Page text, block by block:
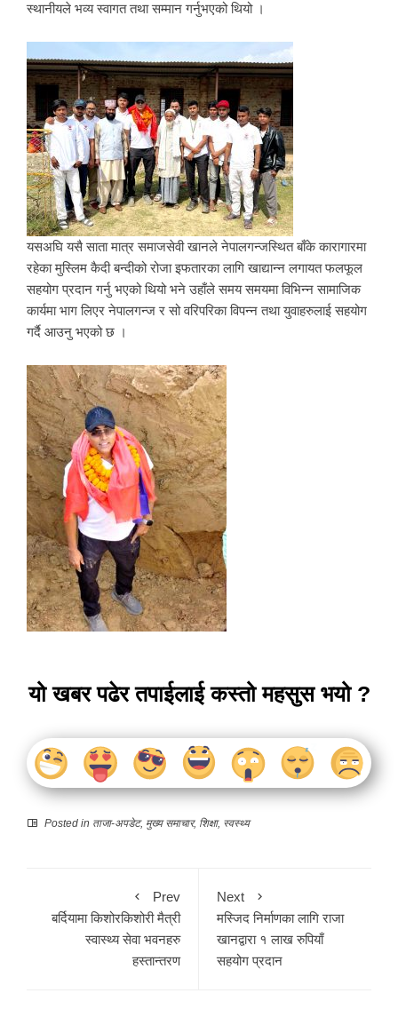
स्थानीयले भव्य स्वागत तथा सम्मान गर्नुभएको थियो ।
यसअघि यसै साता मात्र समाजसेवी खानले नेपालगन्जस्थित बाँके कारागारमा
रहेका मुस्लिम कैदी बन्दीको रोजा इफतारका लागि खाद्यान्न लगायत फलफूल
सहयोग प्रदान गर्नु भएको थियो भने उहाँले समय समयमा विभिन्न सामाजिक
कार्यमा भाग लिएर नेपालगन्ज र सो वरिपरिका विपन्न तथा युवाहरुलाई सहयोग
गर्दै आउनु भएको छ ।
यो खबर पढेर तपाईलाई कस्तो महसुस भयो ?
Posted in ताजा-अपडेट, मुख्य समाचार, शिक्षा, स्वस्थ्य
Prev
बर्दियामा किशोरकिशोरी मैत्री
स्वास्थ्य सेवा भवनहरु
हस्तान्तरण
Next
मस्जिद निर्माणका लागि राजा
खानद्वारा १ लाख रुपियाँ
सहयोग प्रदान